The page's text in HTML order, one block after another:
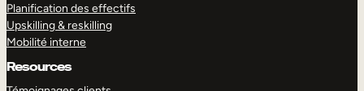
Planification des effectifs
Upskilling & reskilling
Mobilité interne
Resources